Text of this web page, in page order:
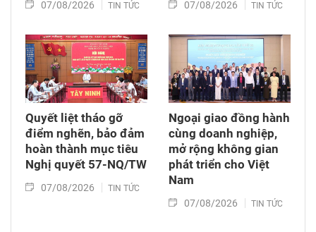
07/08/2026 TIN TỨC 07/08/2026 TIN TỨC
Quyết liệt tháo gỡ
điểm nghẽn, bảo đảm
hoàn thành mục tiêu
Nghị quyết 57-NQ/TW
07/08/2026 TIN TỨC
Ngoại giao đồng hành
cùng doanh nghiệp,
mở rộng không gian
phát triển cho Việt
Nam
07/08/2026 TIN TỨC